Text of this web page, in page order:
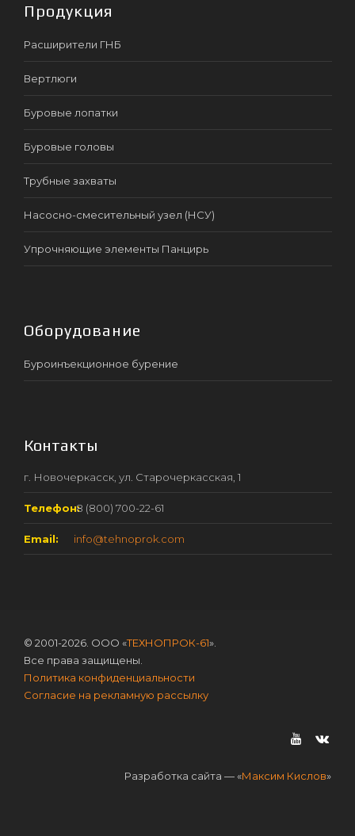
Продукция
Расширители ГНБ
Вертлюги
Буровые лопатки
Буровые головы
Трубные захваты
Насосно-смесительный узел (НСУ)
Упрочняющие элементы Панцирь
Оборудование
Буроинъекционное бурение
Контакты
г. Новочеркасск, ул. Старочеркасская, 1
Телефон:8 (800) 700-22-61
Email: info@tehnoprok.com
© 2001-2026. ООО «ТЕХНОПРОК-61».
Все права защищены.
Политика конфиденциальности
Согласие на рекламную рассылку
Разработка сайта — «Максим Кислов»